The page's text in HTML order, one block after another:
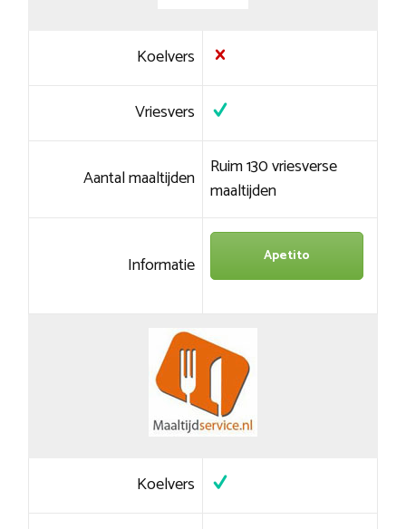
Koelvers
Vriesvers
Aantal maaltijden Ruim 130 vriesverse
maaltijden
Informatie Apetito
Koelvers